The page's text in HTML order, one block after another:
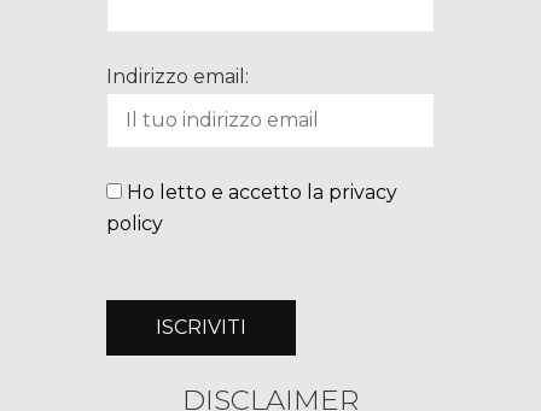
Indirizzo email:
Ho letto e accetto la privacy
policy
DISCLAIMER